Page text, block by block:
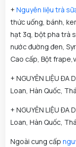
+ Nguyên liệu trà
thức uống, bánh,
hạt 3q, bột pha trà
nước đường đen,
Cao cấp, Bột
+ NGUYÊN LIỆU
Loan, Hàn Quốc, Thá
+ NGUYÊN LIỆU
Loan, Hàn Quốc,
Ngoài cung cấp